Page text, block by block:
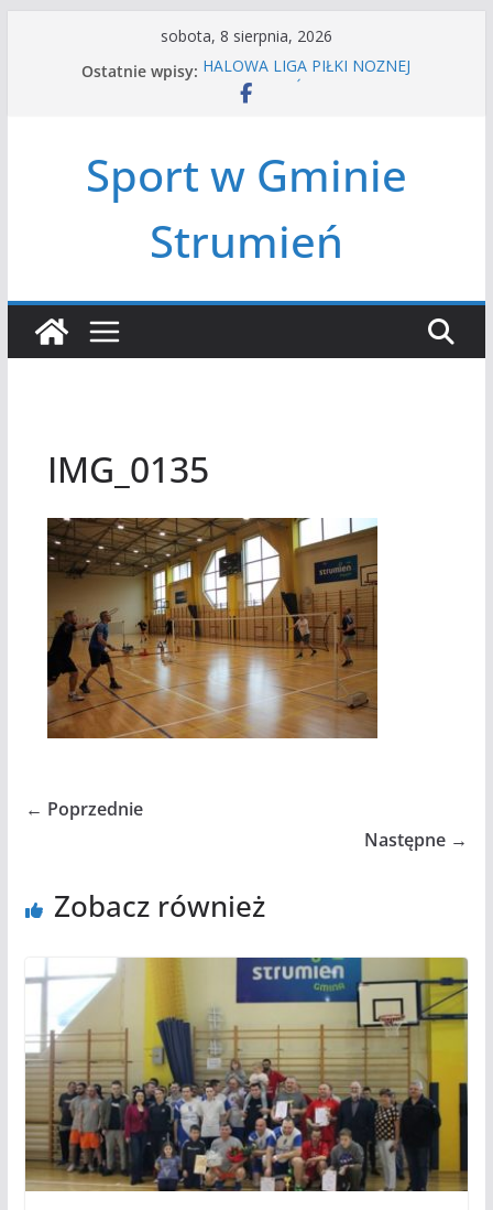
sobota, 8 sierpnia, 2026
Ostatnie wpisy: HALOWA LIGA PIŁKI NOŻNEJ
LATO W MIEŚCIE’2026
Czwórbój lekkoatletyczny
Sport w Gminie
Strumień
IMG_0135
← Poprzednie
Następne →
Zobacz również